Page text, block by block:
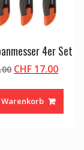
4er Set
Ursprünglicher
war:
CHF 21.00
CHF 17.00